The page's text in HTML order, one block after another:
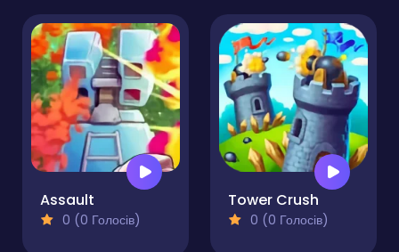
Assault
0 (0 Голосів)
Tower Crush
0 (0 Голосів)